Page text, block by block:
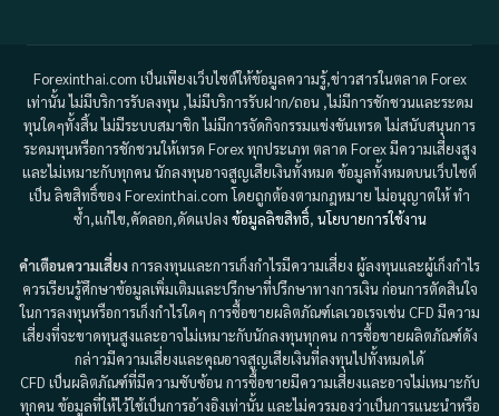
Forexinthai.com เป็นเพียงเว็บไซต์ให้ข้อมูลความรู้,ข่าวสารในตลาด Forex
เท่านั้น ไม่มีบริการรับลงทุน ,ไม่มีบริการรับฝาก/ถอน ,ไม่มีการชักชวนและระดม
ทุนใดๆทั้งสิ้น ไม่มีระบบสมาชิก ไม่มีการจัดกิจกรรมแข่งขันเทรด ไม่สนับสนุนการ
ระดมทุนหรือการชักชวนให้เทรด Forex ทุกประเภท ตลาด Forex มีความเสี่ยงสูง
และไม่เหมาะกับทุกคน นักลงทุนอาจสูญเสียเงินทั้งหมด ข้อมูลทั้งหมดบนเว็บไซต์
เป็น ลิขสิทธิ์ของ Forexinthai.com โดยถูกต้องตามกฎหมาย ไม่อนุญาตให้ ทำ
ซ้ำ,แก้ไข,คัดลอก,ดัดแปลง ข้อมูลลิขสิทธิ์, นโยบายการใช้งาน
คำเตือนความเสี่ยงการลงทุนและการเก็งกำไรมีความเสี่ยง ผู้ลงทุนและผู้เก็งกำไร
ควรเรียนรู้ศึกษาข้อมูลเพิ่มเติมและปรึกษาที่ปรึกษาทางการเงิน ก่อนการตัดสินใจ
ในการลงทุนหรือการเก็งกำไรใดๆ การซื้อขายผลิตภัณฑ์เลเวอเรจเช่น CFD มีความ
เสี่ยงที่จะขาดทุนสูงและอาจไม่เหมาะกับนักลงทุนทุกคน การซื้อขายผลิตภัณฑ์ดัง
กล่าวมีความเสี่ยงและคุณอาจสูญเสียเงินที่ลงทุนไปทั้งหมดได้
CFD เป็นผลิตภัณฑ์ที่มีความซับซ้อน การซื้อขายมีความเสี่ยงและอาจไม่เหมาะกับ
ทุกคน ข้อมูลที่ให้ไว้ใช้เป็นการอ้างอิงเท่านั้น และไม่ควรมองว่าเป็นการแนะนำหรือ